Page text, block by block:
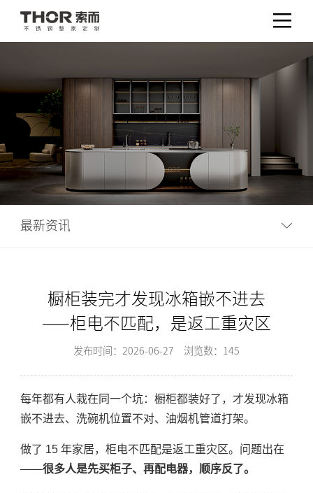
最新资讯
橱柜装完才发现冰箱嵌不进去
——柜电不匹配，是返工重灾区
发布时间：2026-06-27 浏览数：145
每年都有人栽在同一个坑：橱柜都装好了，才发现冰箱
嵌不进去、洗碗机位置不对、油烟机管道打架。
做了 15 年家居，柜电不匹配是返工重灾区。问题出在
——很多人是先买柜子、再配电器，顺序反了。